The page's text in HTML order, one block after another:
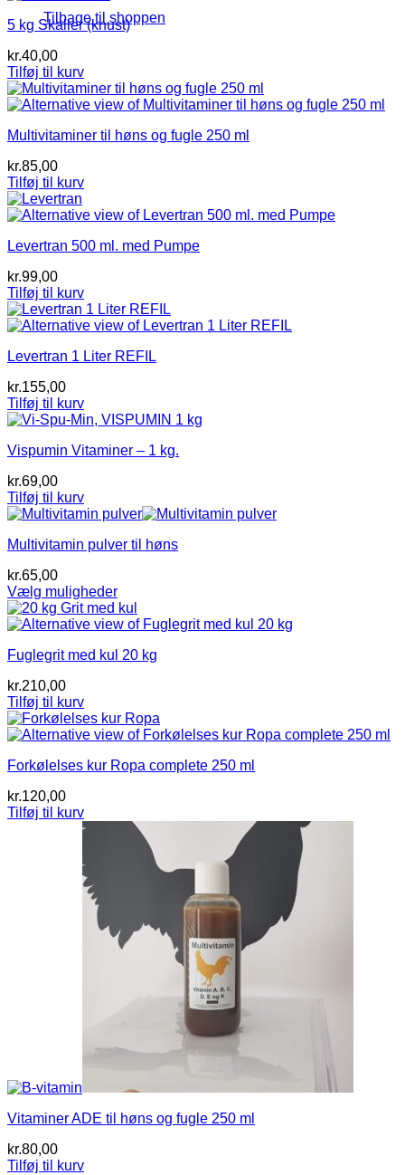
Tilbage til shoppen
5 kg Skaller (knust)
kr.40,00
Tilføj til kurv
Multivitaminer til høns og fugle 250 ml
kr.85,00
Tilføj til kurv
Levertran 500 ml. med Pumpe
kr.99,00
Tilføj til kurv
Levertran 1 Liter REFIL
kr.155,00
Tilføj til kurv
Vispumin Vitaminer – 1 kg.
kr.69,00
Tilføj til kurv
Multivitamin pulver til høns
kr.65,00
Vælg muligheder
Dette
vare
flere
Mulighederne
kan
vælges
på
Fuglegrit med kul 20 kg
kr.210,00
Tilføj til kurv
Forkølelses kur Ropa complete 250 ml
kr.120,00
Tilføj til kurv
Vitaminer ADE til høns og fugle 250 ml
kr.80,00
Tilføj til kurv